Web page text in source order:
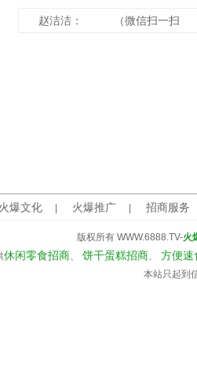
赵洁洁： （微信扫一扫
火爆文化 火爆推广 招商服务
版权所有 WWW.6888.TV-火
休闲零食招商、 饼干蛋糕招商、 方便速
本站只起到